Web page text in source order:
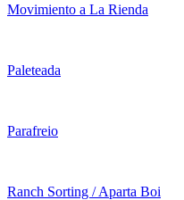
Movimiento a La Rienda
Paleteada
Parafreio
Ranch Sorting / Aparta Boi